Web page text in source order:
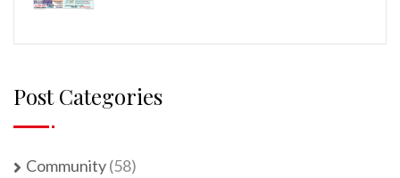
Post Categories
Community(58)